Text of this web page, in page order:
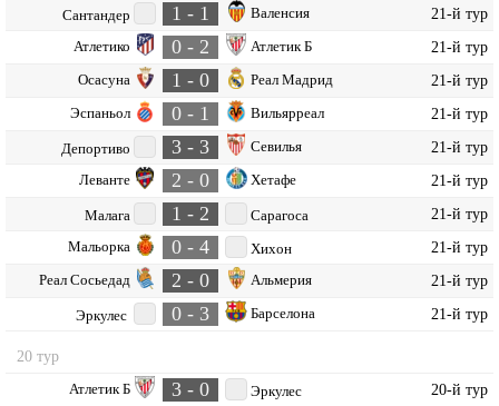
Сантандер 1 - 1 Валенсия 21-й тур
Атлетико 0 - 2 Атлетик Б 21-й тур
Осасуна 1 - 0 Реал Мадрид 21-й тур
Эспаньол 0 - 1 Вильярреал 21-й тур
Депортиво 3 - 3 Севилья 21-й тур
Леванте 2 - 0 Хетафе 21-й тур
Малага 1 - 2 Сарагоса 21-й тур
Мальорка 0 - 4 Хихон 21-й тур
Реал Сосьедад 2 - 0 Альмерия 21-й тур
Эркулес 0 - 3 Барселона 21-й тур
20 тур
Атлетик Б 3 - 0 Эркулес 20-й тур